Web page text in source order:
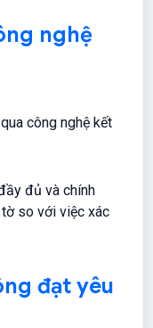
nghệ
công nghệ kết
đủ và chính
so với việc xác
đạt yêu